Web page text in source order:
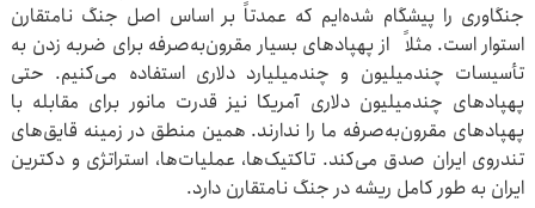
جنگاوری را پیشگام شده‌ایم که عمدتاً بر اساس اصل جنگ نامتقارن
استوار است. مثلاً از پهپادهای بسیار مقرون‌به‌صرفه برای ضربه زدن به
تأسیسات چندمیلیون و چندمیلیارد دلاری استفاده می‌کنیم. حتی
پهپادهای چندمیلیون دلاری آمریکا نیز قدرت مانور برای مقابله با
پهپادهای مقرون‌به‌صرفه ما را ندارند. همین منطق در زمینه قایق‌های
تندروی ایران صدق می‌کند. تاکتیک‌ها، عملیات‌ها، استراتژی و دکترین
ایران به طور کامل ریشه در جنگ نامتقارن دارد.